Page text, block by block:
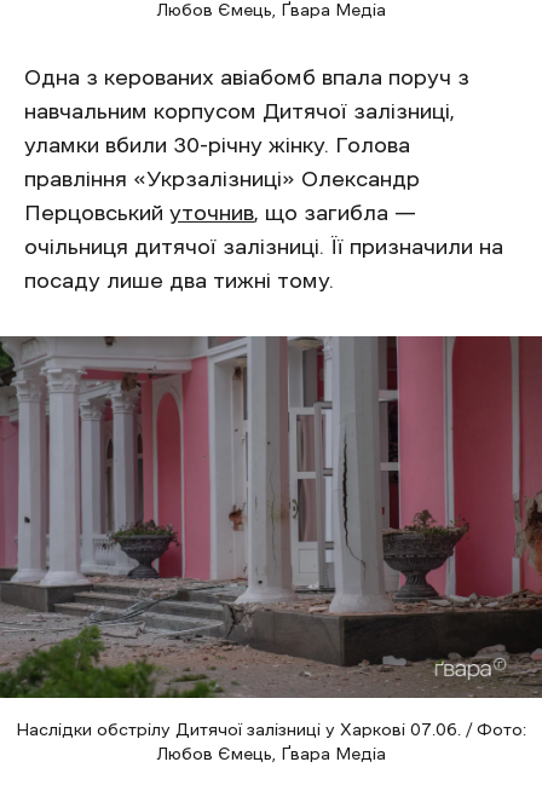
Любов Ємець, Ґвара Медіа
Одна з керованих авіабомб впала поруч з
навчальним корпусом Дитячої залізниці,
уламки вбили 30-річну жінку. Голова
правління «Укрзалізниці» Олександр
Перцовський уточнив, що загибла —
очільниця дитячої залізниці. Її призначили на
посаду лише два тижні тому.
Наслідки обстрілу Дитячої залізниці у Харкові 07.06. / Фото:
Любов Ємець, Ґвара Медіа